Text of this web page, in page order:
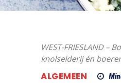
WEST-FRIESLAND
knolselderij én
ALGEMEEN